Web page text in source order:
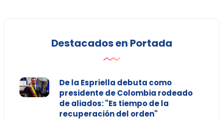
Destacados en Portada
De la Espriella debuta como
presidente de Colombia rodeado
de aliados: "Es tiempo de la
recuperación del orden"